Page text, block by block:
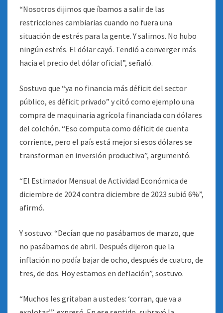
“Nosotros dijimos que íbamos a salir de las
restricciones cambiarias cuando no fuera una
situación de estrés para la gente. Y salimos. No hubo
ningún estrés. El dólar cayó. Tendió a converger más
hacia el precio del dólar oficial”, señaló.
Sostuvo que “ya no financia más déficit del sector
público, es déficit privado” y citó como ejemplo una
compra de maquinaria agrícola financiada con dólares
del colchón. “Eso computa como déficit de cuenta
corriente, pero el país está mejor si esos dólares se
transforman en inversión productiva”, argumentó.
“El Estimador Mensual de Actividad Económica de
diciembre de 2024 contra diciembre de 2023 subió 6%”,
afirmó.
Y sostuvo: “Decían que no pasábamos de marzo, que
no pasábamos de abril. Después dijeron que la
inflación no podía bajar de ocho, después de cuatro, de
tres, de dos. Hoy estamos en deflación”, sostuvo.
“Muchos les gritaban a ustedes: ‘corran, que va a